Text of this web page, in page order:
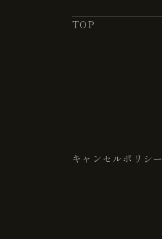
TOP
キャンセルポリシー